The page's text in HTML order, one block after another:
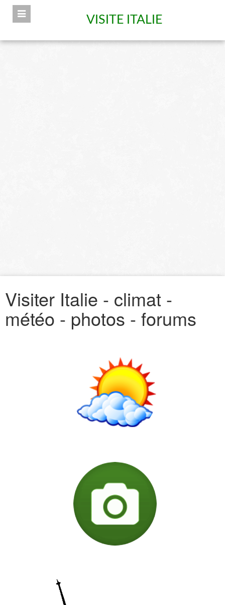
VISITE ITALIE
Visiter Italie - climat -
météo - photos - forums